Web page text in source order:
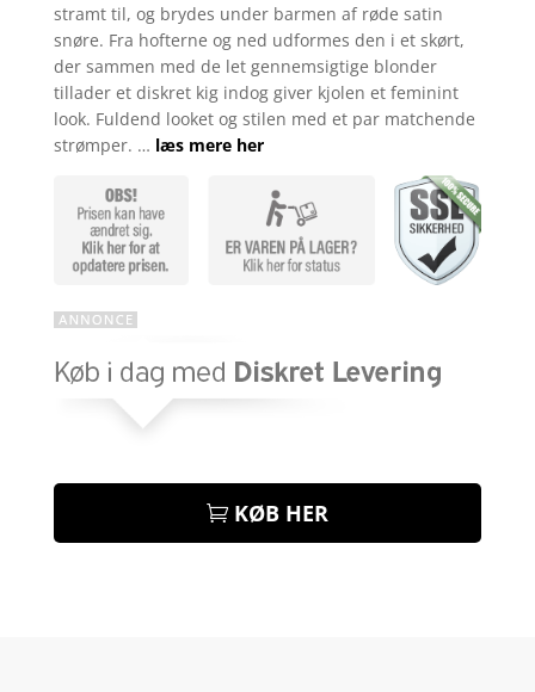
stramt til, og brydes under barmen af røde satin
snøre. Fra hofterne og ned udformes den i et skørt,
der sammen med de let gennemsigtige blonder
tillader et diskret kig indog giver kjolen et feminint
look. Fuldend looket og stilen med et par matchende
strømper. … læs mere her
KØB HER